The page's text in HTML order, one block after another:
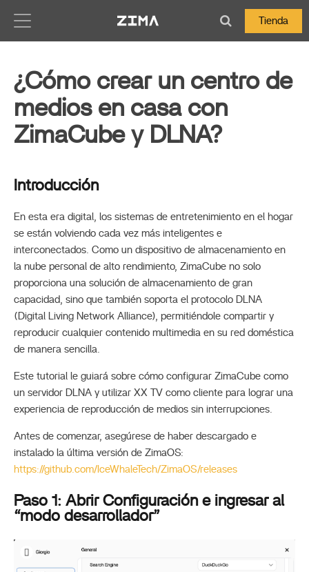
Tienda
¿Cómo crear un centro de
medios en casa con
ZimaCube y DLNA?
Introducción
En esta era digital, los sistemas de entretenimiento en el hogar
se están volviendo cada vez más inteligentes e
interconectados. Como un dispositivo de almacenamiento en
la nube personal de alto rendimiento, ZimaCube no solo
proporciona una solución de almacenamiento de gran
capacidad, sino que también soporta el protocolo DLNA
(Digital Living Network Alliance), permitiéndole compartir y
reproducir cualquier contenido multimedia en su red doméstica
de manera sencilla.
Este tutorial le guiará sobre cómo configurar ZimaCube como
un servidor DLNA y utilizar XX TV como cliente para lograr una
experiencia de reproducción de medios sin interrupciones.
Antes de comenzar, asegúrese de haber descargado e
instalado la última versión de ZimaOS:
https://github.com/IceWhaleTech/ZimaOS/releases
Paso 1: Abrir Configuración e ingresar al
“modo desarrollador”